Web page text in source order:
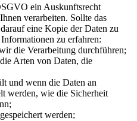
ein Auskunftsrecht
verarbeiten. Sollte das
eine Kopie der Daten zu
zu erfahren:
die Verarbeitung durchführen;
Arten von Daten, die
und wenn die Daten an
werden, wie die Sicherheit
werden;